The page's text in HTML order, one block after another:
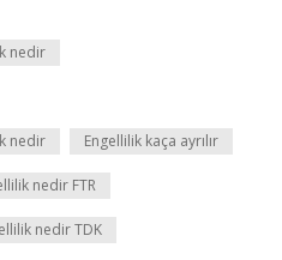
nedir
nedir Engellilik kaça ayrılır
nedir FTR
nedir TDK